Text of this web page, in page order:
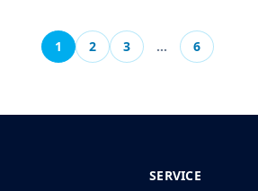
1 2 3 … 6
SERVICE